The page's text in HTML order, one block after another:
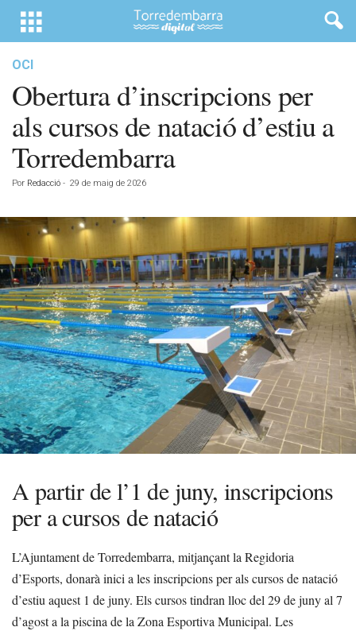
OCI
Obertura d’inscripcions per
als cursos de natació d’estiu a
Torredembarra
Por Redacció - 29 de maig de 2026
A partir de l’1 de juny, inscripcions
per a cursos de natació
L’Ajuntament de Torredembarra, mitjançant la Regidoria
d’Esports, donarà inici a les inscripcions per als cursos de natació
d’estiu aquest 1 de juny. Els cursos tindran lloc del 29 de juny al 7
d’agost a la piscina de la Zona Esportiva Municipal. Les